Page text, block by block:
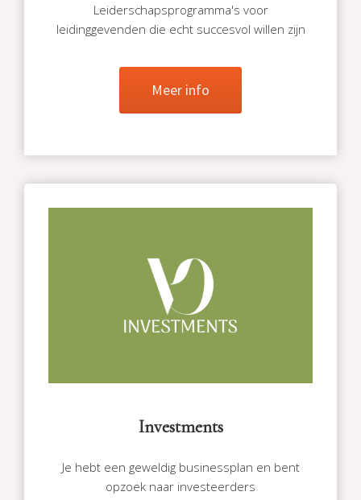
Leiderschapsprogramma's voor
leidinggevenden die echt succesvol willen zijn
Meer info
Investments
Je hebt een geweldig businessplan en bent
opzoek naar investeerders